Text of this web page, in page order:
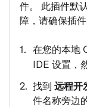
件。 此插件默
障，请确保插件
在您的本地
IDE 设置，
找到远程开
件名称旁边